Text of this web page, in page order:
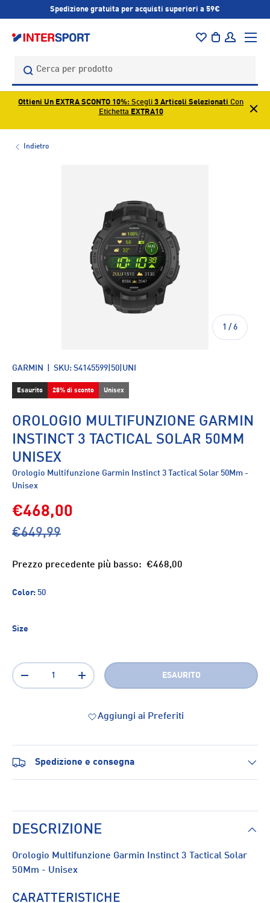
Spedizione gratuita per acquisti superiori a 59€
Cerca
BorsaAccedi
Menu
Ottieni Un EXTRA SCONTO 10%: Scegli 3 Articoli Selezionati Con
Etichetta EXTRA10
Indietro
1 / di
6
GARMIN SKU: S4145599|50|UNI
Esaurito 28% di sconto Unisex
OROLOGIO MULTIFUNZIONE GARMIN
INSTINCT 3 TACTICAL SOLAR 50MM
UNISEX
Orologio Multifunzione Garmin Instinct 3 Tactical Solar 50Mm -
Unisex
€468,00
€649,99
Prezzo precedente più basso: €468,00
Color: 50
Size
Q.tà
+ ESAURITO
Aggiungi ai Preferiti
Spedizione e consegna
DESCRIZIONE
Orologio Multifunzione Garmin Instinct 3 Tactical Solar
50Mm - Unisex
CARATTERISTICHE